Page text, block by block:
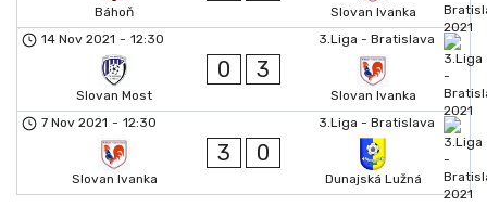
Báhoň
Slovan Ivanka
3.Liga - Bratislava
14 Nov 2021 - 12:30
Slovan Most
0 3
Slovan Ivanka
3.Liga - Bratislava
7 Nov 2021 - 12:30
Slovan Ivanka
3 0
Dunajská Lužná